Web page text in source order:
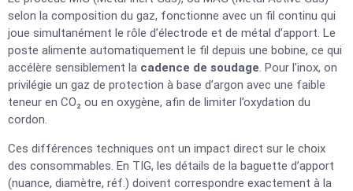
selon la composition du gaz, fonctionne avec un fil continu qui
joue simultanément le rôle d’électrode et de métal d’apport. Le
poste alimente automatiquement le fil depuis une bobine, ce qui
accélère sensiblement la cadence de soudage. Pour l’inox, on
privilégie un gaz de protection à base d’argon avec une faible
teneur en CO₂ ou en oxygène, afin de limiter l’oxydation du
cordon.
Ces différences techniques ont un impact direct sur le choix
des consommables. En TIG, les détails de la baguette d’apport
(nuance, diamètre, réf.) doivent correspondre exactement à la